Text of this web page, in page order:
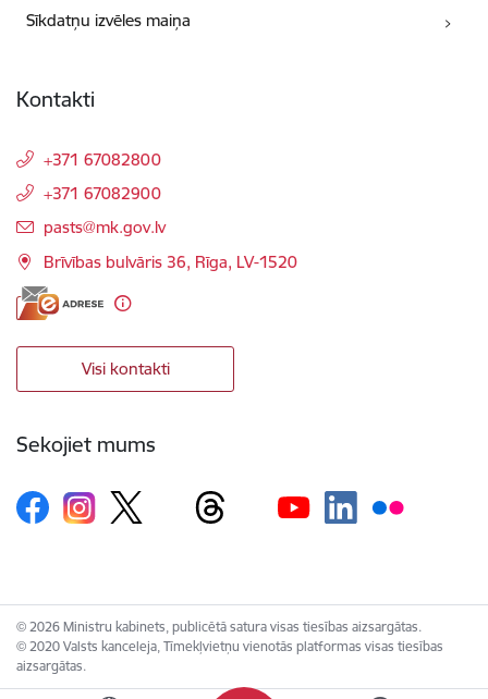
Sīkdatņu izvēles maiņa
Kontakti
+371 67082800
+371 67082900
E-pasts:
pasts@mk.gov.lv
Brīvības bulvāris 36, Rīga, LV-1520
Visi kontakti
Sekojiet mums
© 2026 Ministru kabinets, publicētā satura visas tiesības aizsargātas.
© 2020 Valsts kanceleja, Tīmekļvietņu vienotās platformas visas tiesības
aizsargātas.